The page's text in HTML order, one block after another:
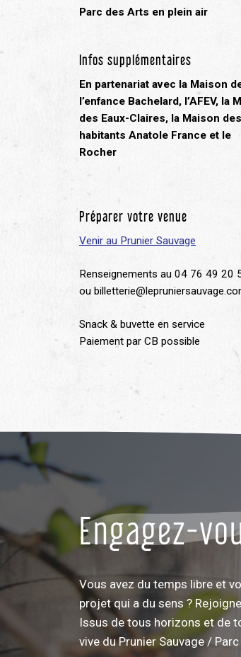
Parc des Arts en plein air
Infos supplémentaires
En partenariat avec la Maison
l’enfance Bachelard, l’AFEV, la
des Eaux-Claires, la Maison des
habitants Anatole France et le
Rocher
Préparer votre venue
Venir au Prunier Sauvage
Renseignements au 04 76 49 20
ou
Snack & buvette en service
Paiement par CB possible
Engagez-
Vous avez du temps libre et
projet qui a du sens ?
Issus de tous horizons et de
vive du Prunier Sauvage /